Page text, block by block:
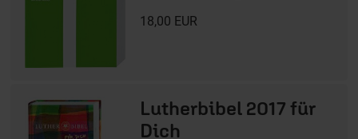
18,00 EUR
Lutherbibel 2017 für
Dich